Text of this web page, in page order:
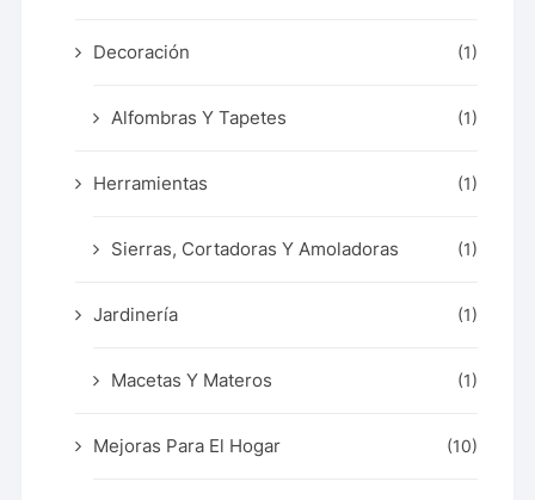
Decoración (1)
Alfombras Y Tapetes (1)
Herramientas (1)
Sierras, Cortadoras Y Amoladoras (1)
Jardinería (1)
Macetas Y Materos (1)
Mejoras Para El Hogar (10)